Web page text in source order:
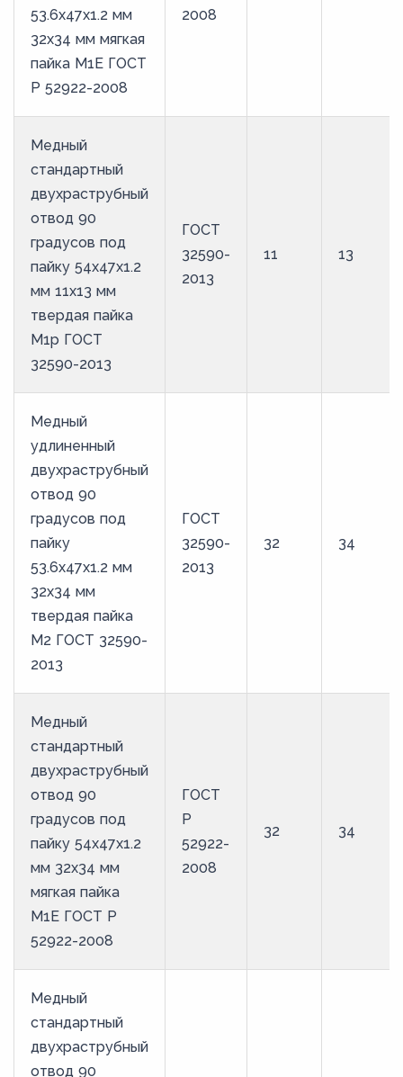
53.6х47х1.2 мм
32х34 мм мягкая
пайка М1Е ГОСТ
Р 52922-2008
2008
Медный
стандартный
двухраструбный
отвод 90
градусов под
пайку 54х47х1.2
мм 11х13 мм
твердая пайка
М1р ГОСТ
32590-2013
ГОСТ
32590-
2013
11 13
Медный
удлиненный
двухраструбный
отвод 90
градусов под
пайку
53.6х47х1.2 мм
32х34 мм
твердая пайка
М2 ГОСТ 32590-
2013
ГОСТ
32590-
2013
32 34
Медный
стандартный
двухраструбный
отвод 90
градусов под
пайку 54х47х1.2
мм 32х34 мм
мягкая пайка
М1Е ГОСТ Р
52922-2008
ГОСТ
Р
52922-
2008
32 34
Медный
стандартный
двухраструбный
отвод 90